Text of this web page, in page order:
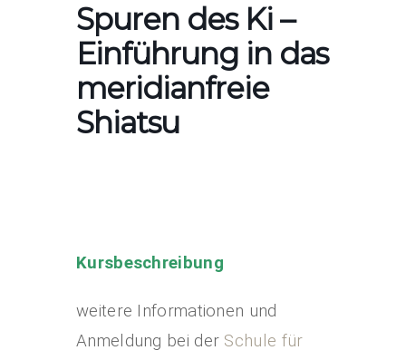
Spuren des Ki –
Einführung in das
meridianfreie
Shiatsu
Kursbeschreibung
weitere Informationen und
Anmeldung bei der Schule für